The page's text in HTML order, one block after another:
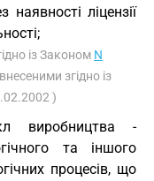
ліцензії
із Законом N
згідно із
)
виробництва -
та іншого
процесів, що